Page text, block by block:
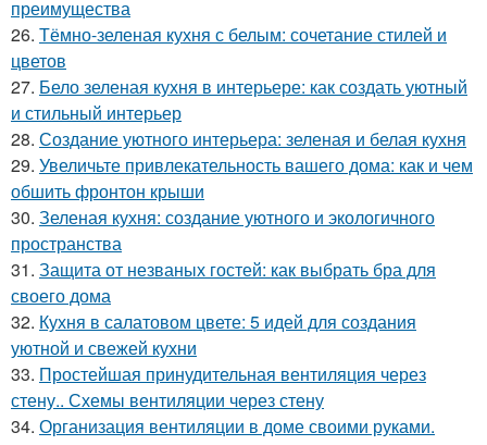
преимущества
26. Тёмно-зеленая кухня с белым: сочетание стилей и
цветов
27. Бело зеленая кухня в интерьере: как создать уютный
и стильный интерьер
28. Создание уютного интерьера: зеленая и белая кухня
29. Увеличьте привлекательность вашего дома: как и чем
обшить фронтон крыши
30. Зеленая кухня: создание уютного и экологичного
пространства
31. Защита от незваных гостей: как выбрать бра для
своего дома
32. Кухня в салатовом цвете: 5 идей для создания
уютной и свежей кухни
33. Простейшая принудительная вентиляция через
стену.. Схемы вентиляции через стену
34. Организация вентиляции в доме своими руками.